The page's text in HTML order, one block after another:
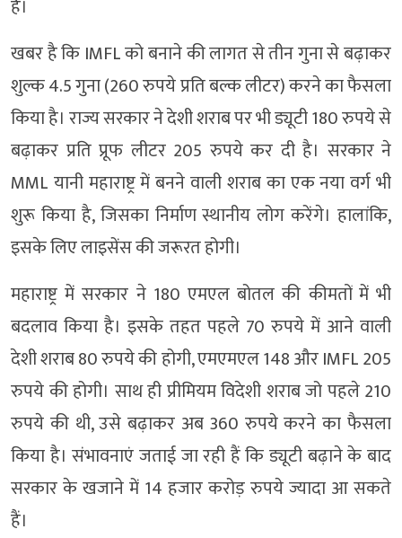
है।
खबर है कि IMFL को बनाने की लागत से तीन गुना से बढ़ाकर
शुल्क 4.5 गुना (260 रुपये प्रति बल्क लीटर) करने का फैसला
किया है। राज्य सरकार ने देशी शराब पर भी ड्यूटी 180 रुपये से
बढ़ाकर प्रति प्रूफ लीटर 205 रुपये कर दी है। सरकार ने
MML यानी महाराष्ट्र में बनने वाली शराब का एक नया वर्ग भी
शुरू किया है, जिसका निर्माण स्थानीय लोग करेंगे। हालांकि,
इसके लिए लाइसेंस की जरूरत होगी।
महाराष्ट्र में सरकार ने 180 एमएल बोतल की कीमतों में भी
बदलाव किया है। इसके तहत पहले 70 रुपये में आने वाली
देशी शराब 80 रुपये की होगी, एमएमएल 148 और IMFL 205
रुपये की होगी। साथ ही प्रीमियम विदेशी शराब जो पहले 210
रुपये की थी, उसे बढ़ाकर अब 360 रुपये करने का फैसला
किया है। संभावनाएं जताई जा रही हैं कि ड्यूटी बढ़ाने के बाद
सरकार के खजाने में 14 हजार करोड़ रुपये ज्यादा आ सकते
हैं।